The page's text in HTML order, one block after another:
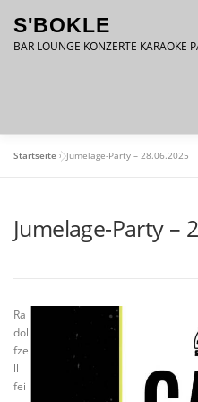
Inhalt
springen
S'BOKLE
BAR LOUNGE KONZERTE KARAOKE
Startseite »Jumelage-Party – 28.06.2025
Jumelage-Party –
Ra
dol
fze
ll
fei